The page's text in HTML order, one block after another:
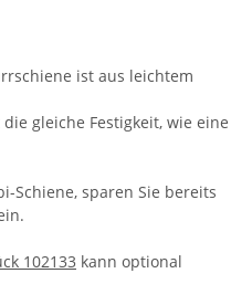
ist aus leichtem
gleiche Festigkeit, wie eine
Schiene, sparen Sie bereits
102133 kann optional